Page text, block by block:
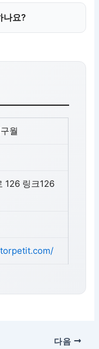
나요?
월
126 링크126
다음